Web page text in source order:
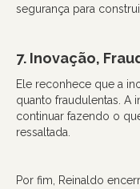
segurança para
7. Inovação,
Ele reconhece que a
quanto fraudulentas. A
continuar fazendo o
ressaltada.
Por fim, Reinaldo